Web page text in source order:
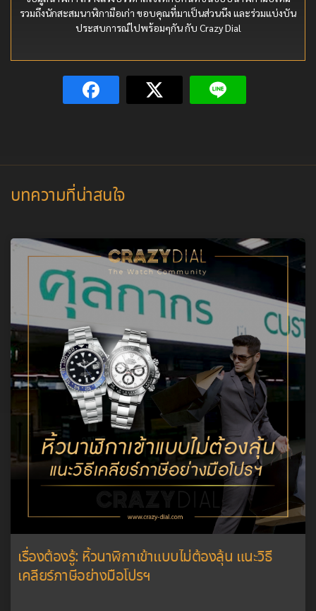
รวมถึงนักสะสมนาฬิกามือเก่า ขอบคุณที่มาเป็นส่วนนึง และร่วมแบ่งบัน
ประสบการณ์ไปพร้อมๆกัน กับ Crazy Dial
บทความที่น่าสนใจ
เรื่องต้องรู้: หิ้วนาฬิกาเข้าแบบไม่ต้องลุ้น แนะวิธี
เคลียร์ภาษีอย่างมือโปรฯ